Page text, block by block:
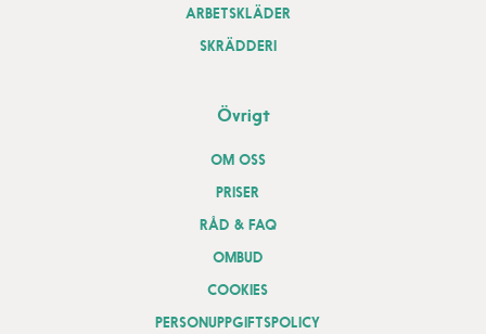
ARBETSKLÄDER
SKRÄDDERI
Övrigt
OM OSS
PRISER
RÅD & FAQ
OMBUD
COOKIES
PERSONUPPGIFTSPOLICY